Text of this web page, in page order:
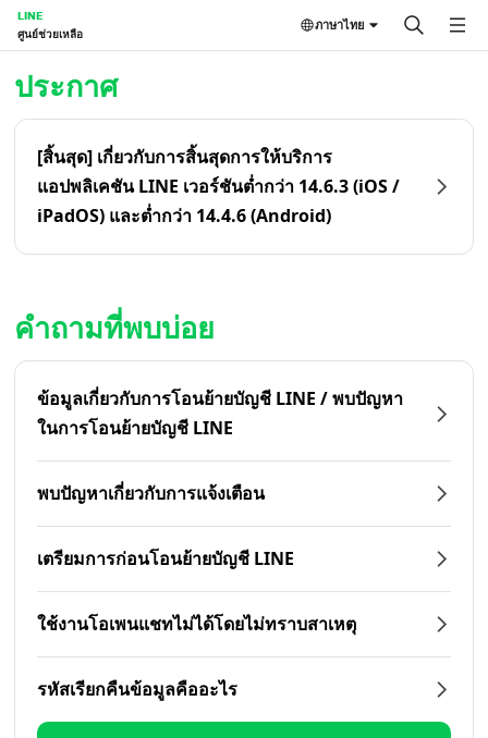
LINE
ศูนย์ช่วยเหลือ
ภาษาไทย
ประกาศ
[สิ้นสุด] เกี่ยวกับการสิ้นสุดการให้บริการ
แอปพลิเคชัน LINE เวอร์ชันต่ำกว่า 14.6.3 (iOS /
iPadOS) และต่ำกว่า 14.4.6 (Android)
คำถามที่พบบ่อย
ข้อมูลเกี่ยวกับการโอนย้ายบัญชี LINE / พบปัญหา
ในการโอนย้ายบัญชี LINE
พบปัญหาเกี่ยวกับการแจ้งเตือน
เตรียมการก่อนโอนย้ายบัญชี LINE
ใช้งานโอเพนแชทไม่ได้โดยไม่ทราบสาเหตุ
รหัสเรียกคืนข้อมูลคืออะไร